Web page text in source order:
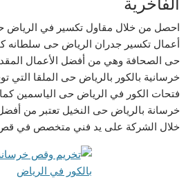
الفاخرية
احصل من خلال مقاول تكسير في الرياض
أعمال تكسير جدران الرياض حى سلطانه
حى الصحافة وهي من أفضل الأعمال
خرسانية بالكور بالرياض حى الملقا
فتحات الكور في الرياض حى الياسمين
خرسانة بالرياض حى النخيل تعتبر من
خلال الشركة على يد فني متخصص في قص